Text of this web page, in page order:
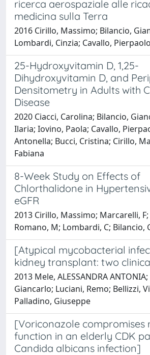
ricerca aerospaziale alle
medicina sulla Terra
2016 Cirillo, Massimo; Bilancio,
Lombardi, Cinzia; Cavallo, Pierpaolo
25-Hydroxyvitamin D, 1,25-
Dihydroxyvitamin D, and
Densitometry in Adults with
Disease
2020 Ciacci, Carolina; Bilancio,
Ilaria; Iovino, Paola; Cavallo,
Antonella; Bucci, Cristina; Cirillo,
Fabiana
8-Week Study on Effects of
Chlorthalidone in
eGFR
2013 Cirillo, Massimo; Marcarelli, F;
Romano, M; Lombardi, C; Bilancio,
[Atypical mycobacterial
kidney transplant: two
2013 Mele, ALESSANDRA
Giancarlo; Luciani, Remo; Bellizzi,
Palladino, Giuseppe
[Voriconazole compromises
function in an elderly CDK
Candida albicans infection]